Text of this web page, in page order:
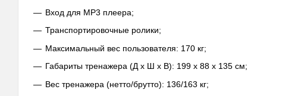
Вход для МР3 плеера;
Транспортировочные ролики;
Максимальный вес пользователя: 170 кг;
Габариты тренажера (Д х Ш х В): 199 х 88 х 135 см;
Вес тренажера (нетто/брутто): 136/163 кг;